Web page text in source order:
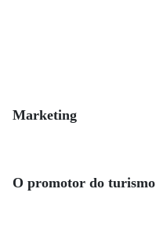
Marketing
O promotor do turismo